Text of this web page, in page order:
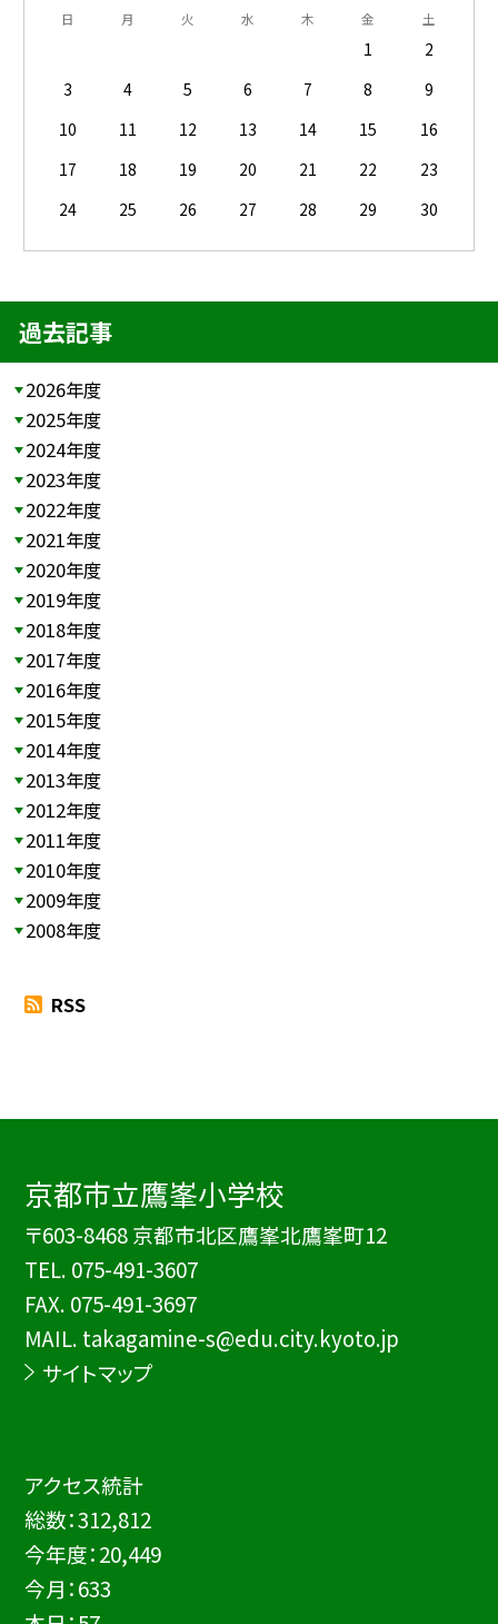
日 月 火 水 木 金 土
1
2
3
4 5 6 7 8
9
10
11 12 13 14 15
16
17
18 19 20 21 22
23
24
25 26 27 28 29 30
過去記事
2026年度
2025年度
2024年度
2023年度
2022年度
2021年度
2020年度
2019年度
2018年度
2017年度
2016年度
2015年度
2014年度
2013年度
2012年度
2011年度
2010年度
2009年度
2008年度
RSS
京都市立鷹峯小学校
〒603-8468 京都市北区鷹峯北鷹峯町12
TEL. 075-491-3607
FAX. 075-491-3697
MAIL. takagamine-s@edu.city.kyoto.jp
サイトマップ
アクセス統計
総数：312,812
今年度：20,449
今月：633